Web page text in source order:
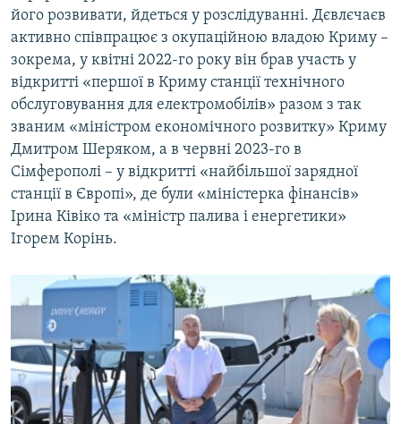
його розвивати, йдеться у розслідуванні. Дєвлєчаєв
активно співпрацює з окупаційною владою Криму –
зокрема, у квітні 2022-го року він брав участь у
відкритті «першої в Криму станції технічного
обслуговування для електромобілів» разом з так
званим «міністром економічного розвитку» Криму
Дмитром Шеряком, а в червні 2023-го в
Сімферополі – у відкритті «найбільшої зарядної
станції в Європі», де були «міністерка фінансів»
Ірина Ківіко та «міністр палива і енергетики»
Ігорем Корінь.